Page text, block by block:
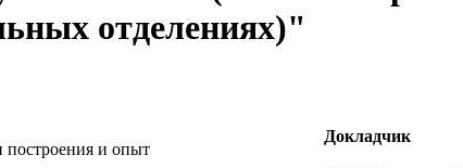
отделениях)"
построения и опыт
Докладчик